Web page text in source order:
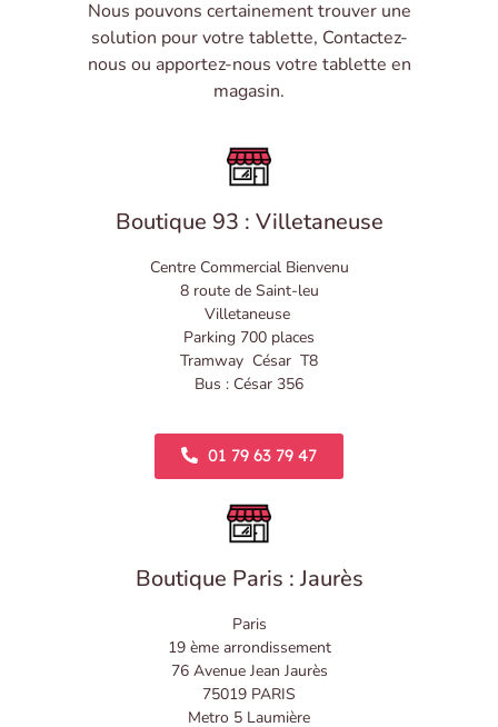
Nous pouvons certainement trouver une
solution pour votre tablette, Contactez-
nous ou apportez-nous votre tablette en
magasin.
Boutique 93 : Villetaneuse
Centre Commercial Bienvenu
8 route de Saint-leu
Villetaneuse
Parking 700 places
Tramway César T8
Bus : César 356
01 79 63 79 47
Boutique Paris : Jaurès
Paris
19 ème arrondissement
76 Avenue Jean Jaurès
75019 PARIS
Metro 5 Laumière